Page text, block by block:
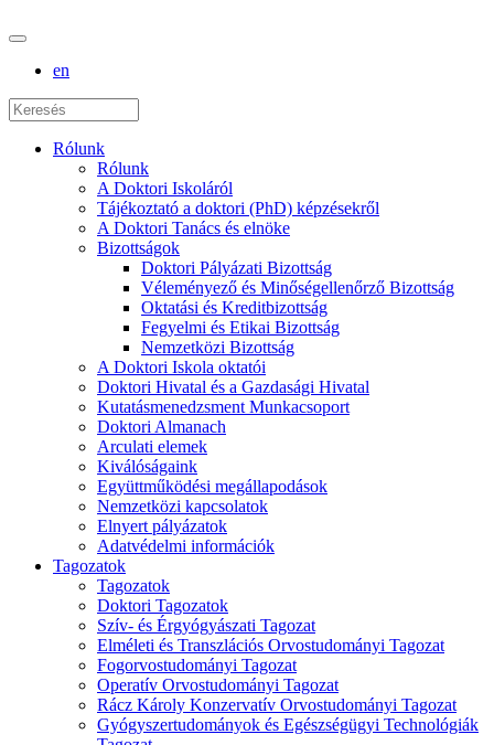
en
Rólunk
Rólunk
A Doktori Iskoláról
Tájékoztató a doktori (PhD) képzésekről
A Doktori Tanács és elnöke
Bizottságok
Doktori Pályázati Bizottság
Véleményező és Minőségellenőrző Bizottság
Oktatási és Kreditbizottság
Fegyelmi és Etikai Bizottság
Nemzetközi Bizottság
A Doktori Iskola oktatói
Doktori Hivatal és a Gazdasági Hivatal
Kutatásmenedzsment Munkacsoport
Doktori Almanach
Arculati elemek
Kiválóságaink
Együttműködési megállapodások
Nemzetközi kapcsolatok
Elnyert pályázatok
Adatvédelmi információk
Tagozatok
Tagozatok
Doktori Tagozatok
Szív- és Érgyógyászati Tagozat
Elméleti és Transzlációs Orvostudományi Tagozat
Fogorvostudományi Tagozat
Operatív Orvostudományi Tagozat
Rácz Károly Konzervatív Orvostudományi Tagozat
Gyógyszertudományok és Egészségügyi Technológiák